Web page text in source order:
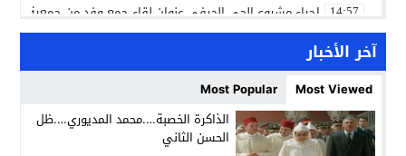
14:57 إحياء مشروع الحي الحرفي عنوان لقاء جمع وفد من جمعية
14:24 بن كيران يهاجم “البام”: “حزب الفساد وقياداته انتهى
كمال محرر يقود استئنافية تارودانت: مسار قضائي راسخ ورؤية
11:05 حبشان وكيلاً عاماً بتارودانت: ترقية جديدة في الحركة القضائية
21:28 حزب الديمقراطيين الجدد يؤسس منظمتي شباب ونساء الصحراء
آخر الأخبار
Most Viewed
Most Popular
الذاكرة الخصبة….محمد المديوري….ظل
الحسن الثاني